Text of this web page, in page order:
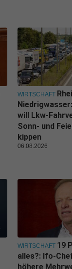
WIRTSCHAFT
will Lkw-
Sonn- und
kippen
06.08.2026
WIRTSCHAFT 19
alles?: Ifo-
höhere